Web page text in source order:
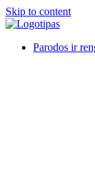
Skip to content
Parodos ir